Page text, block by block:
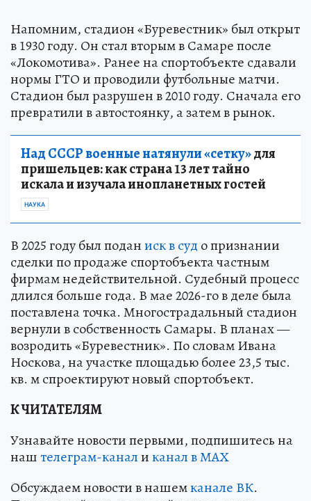
Напомним, стадион «Буревестник» был открыт
в 1930 году. Он стал вторым в Самаре после
«Локомотива». Ранее на спортобъекте сдавали
нормы ГТО и проводили футбольные матчи.
Стадион был разрушен в 2010 году. Сначала его
превратили в автостоянку, а затем в рынок.
Над СССР военные натянули «сетку»для
пришельцев: как страна 13 лет тайно
искала и изучала инопланетных гостей
НАУКА
В 2025 году был поданиск в суд о признании
сделки по продаже спортобъекта частным
фирмам недействительной. Судебный процесс
длился больше года. В мае 2026-го в деле была
поставлена точка. Многострадальный стадион
вернули в собственность Самары. В планах —
возродить «Буревестник». По словам Ивана
Носкова, на участке площадью более 23,5 тыс.
кв. м спроектируют новый спортобъект.
К ЧИТАТЕЛЯМ
Узнавайте новости первыми, подпишитесь на
наштелеграм-каналиканал в МАХ
Обсуждаем новости в нашемканале ВК.